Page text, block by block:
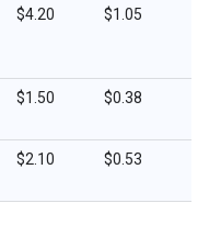
$4.20 $1.05
$1.50 $0.38
$2.10 $0.53